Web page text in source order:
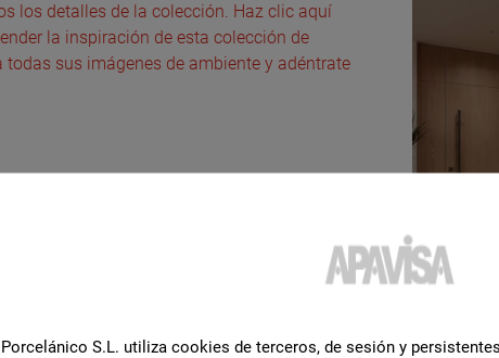
los detalles de la colección. Haz clic aquí
la inspiración de esta colección de
todas sus imágenes de ambiente y adéntrate
S.L. utiliza cookies de terceros, de sesión y